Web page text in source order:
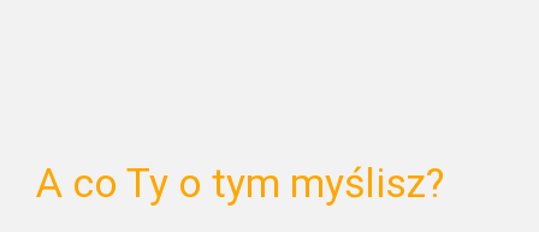
A co Ty o tym myślisz?